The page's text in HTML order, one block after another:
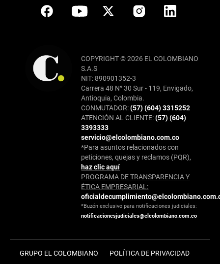
COPYRIGHT © 2026 EL COLOMBIANO
S.A.S
NIT: 890901352-3
Carrera 48 N° 30 Sur - 119, Envigado,
Antioquia, Colombia.
CONMUTADOR:(57) (604) 3315252
ATENCIÓN AL CLIENTE:(57) (604)
3393333
servicio@elcolombiano.com.co
*Para asuntos relacionados con
peticiones, quejas y reclamos (PQR),
haz clic aquí
PROGRAMA DE TRANSPARENCIA Y
ÉTICA EMPRESARIAL:
*Buzón exclusivo para notificaciones judiciales:
notificacionesjudiciales@elcolombiano.com.co
GRUPO EL COLOMBIANO POLÍTICA DE PRIVACIDAD